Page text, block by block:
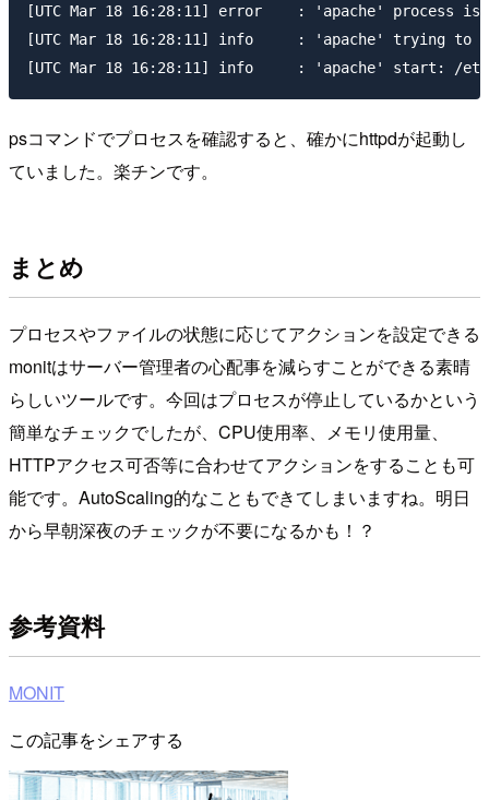
[UTC Mar 18 16:28:11] error    : 'apache' process is
[UTC Mar 18 16:28:11] info     : 'apache' trying to
psコマンドでプロセスを確認すると、確かにhttpdが起動し
ていました。楽チンです。
まとめ
プロセスやファイルの状態に応じてアクションを設定できる
monitはサーバー管理者の心配事を減らすことができる素晴
らしいツールです。今回はプロセスが停止しているかという
簡単なチェックでしたが、CPU使用率、メモリ使用量、
HTTPアクセス可否等に合わせてアクションをすることも可
能です。AutoScaling的なこともできてしまいますね。明日
から早朝深夜のチェックが不要になるかも！？
参考資料
MONIT
この記事をシェアする